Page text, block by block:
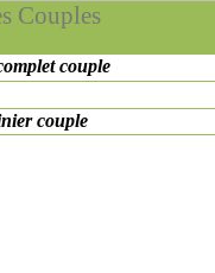
Couples
couple
couple